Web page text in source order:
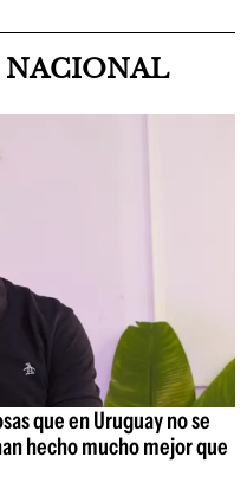
NACIONAL
que en Uruguay no se
hecho mucho mejor que